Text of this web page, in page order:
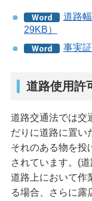
道路
29KB）
事実
道路使用許
道路交通法では交
だりに道路に置い
それのある物を投
されています。(
道路上において作
る場合、さらに露